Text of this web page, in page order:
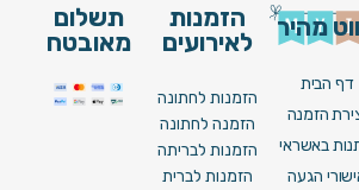
מהיר
דף הבית
הזמנה
באשראי
הגעה
הזמנות
לאירועים
הזמנות לחתונה
הזמנה לחתונה
הזמנות לבריתה
הזמנות לברית
תשלום
מאובטח